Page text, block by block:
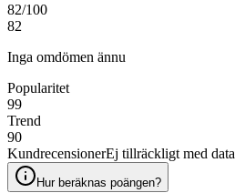
82/100
82
Inga omdömen ännu
Popularitet
99
Trend
90
KundrecensionerEj tillräckligt med data
Hur beräknas poängen?